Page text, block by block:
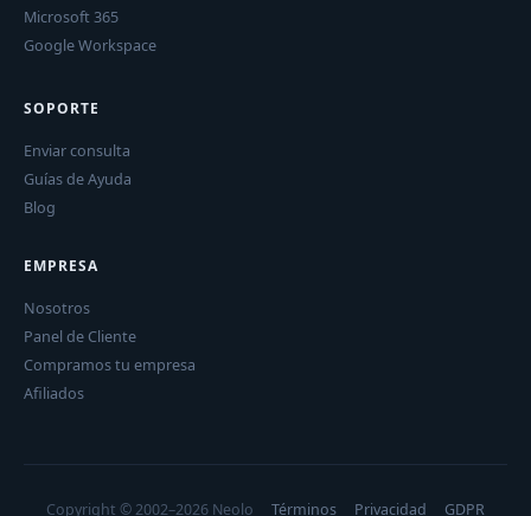
Microsoft 365
Google Workspace
SOPORTE
Enviar consulta
Guías de Ayuda
Blog
EMPRESA
Nosotros
Panel de Cliente
Compramos tu empresa
Afiliados
Copyright © 2002–2026 Neolo Términos Privacidad GDPR